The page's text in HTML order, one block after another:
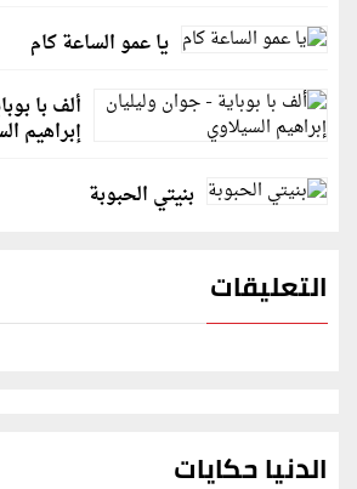
يا عمو الساعة كام
ألف با
إبراهيم
بنيتي الحبوبة
التعليقات
الدنيا حكايات